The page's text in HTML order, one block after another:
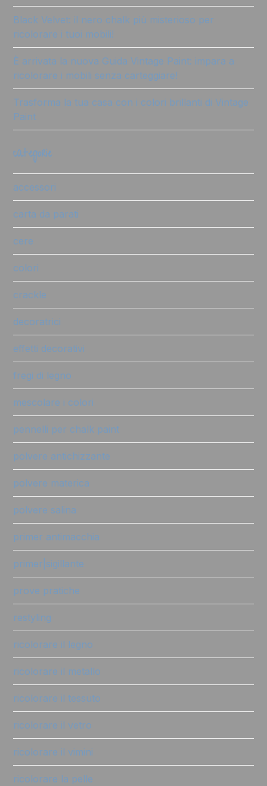
Black Velvet: il nero chalk più misterioso per
ricolorare i tuoi mobili!
È arrivata la nuova Guida Vintage Paint: impara a
ricolorare i mobili senza carteggiare!
Trasforma la tua casa con i colori brillanti di Vintage
Paint
categorie
accessori
carta da parati
cere
colori
crackle
decoratrici
effetti decorativi
fregi di legno
mescolare i colori
pennelli per chalk paint
polvere antichizzante
polvere materica
polvere salina
primer antimacchia
primer|sigillante
prove pratiche
restyling
ricolorare il legno
ricolorare il metallo
ricolorare il tessuto
ricolorare il vetro
ricolorare il vimini
ricolorare la pelle